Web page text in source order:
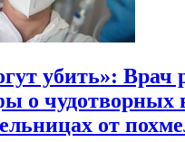
убить»: Врач
о чудотворных
от